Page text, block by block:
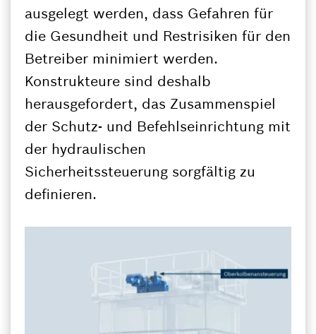
ausgelegt werden, dass Gefahren für
die Gesundheit und Restrisiken für den
Betreiber minimiert werden.
Konstrukteure sind deshalb
herausgefordert, das Zusammenspiel
der Schutz- und Befehlseinrichtung mit
der hydraulischen
Sicherheitssteuerung sorgfältig zu
definieren.